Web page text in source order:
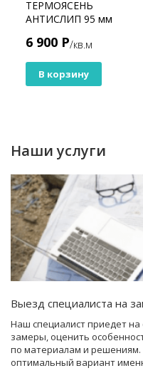
ТЕРМОЯСЕНЬ
АНТИСЛИП 95 мм
6 900 Р/кв.м
В корзину
Наши услуги
Выезд специалиста на
Наш специалист приедет
замеры, оценить
по материалам и
оптимальный вариант